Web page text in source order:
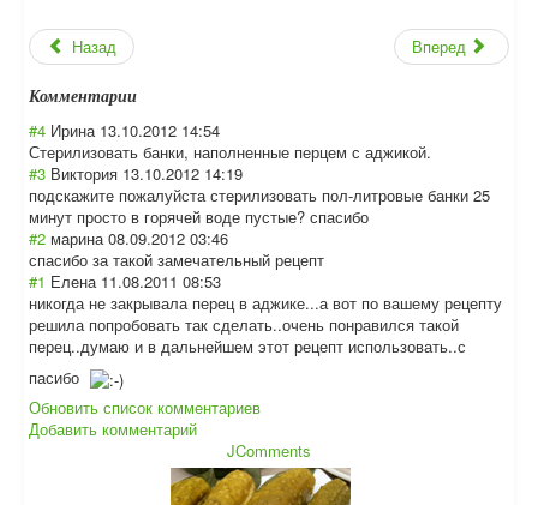
Назад Вперед
Комментарии
#4 Ирина 13.10.2012 14:54
Стерилизовать банки, наполненные перцем с аджикой.
#3 Виктория 13.10.2012 14:19
подскажите пожалуйста стерилизовать пол-литровые банки 25
минут просто в горячей воде пустые? спасибо
#2 марина 08.09.2012 03:46
спасибо за такой замечательный рецепт
#1 Елена 11.08.2011 08:53
никогда не закрывала перец в аджике...а вот по вашему рецепту
решила попробовать так сделать..очень понравился такой
перец..думаю и в дальнейшем этот рецепт использовать..с
пасибо
Обновить список комментариев
Добавить комментарий
JComments